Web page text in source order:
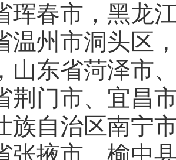
珲春市，黑龙
温州市洞头区
山东省菏泽市
荆门市、宜昌
族自治区南宁
张掖市、榆中